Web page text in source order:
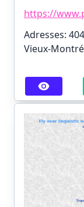
https://
Adresses:
Vieux-